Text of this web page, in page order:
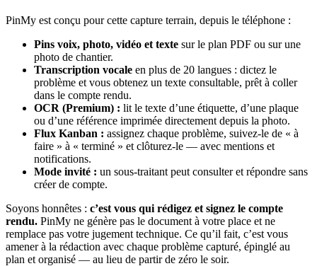
PinMy est conçu pour cette capture terrain, depuis le téléphone :
Pins voix, photo, vidéo et texte sur le plan PDF ou sur une
photo de chantier.
Transcription vocale en plus de 20 langues : dictez le
problème et vous obtenez un texte consultable, prêt à coller
dans le compte rendu.
OCR (Premium) : lit le texte d’une étiquette, d’une plaque
ou d’une référence imprimée directement depuis la photo.
Flux Kanban : assignez chaque problème, suivez-le de « à
faire » à « terminé » et clôturez-le — avec mentions et
notifications.
Mode invité : un sous-traitant peut consulter et répondre sans
créer de compte.
Soyons honnêtes : c’est vous qui rédigez et signez le compte
rendu. PinMy ne génère pas le document à votre place et ne
remplace pas votre jugement technique. Ce qu’il fait, c’est vous
amener à la rédaction avec chaque problème capturé, épinglé au
plan et organisé — au lieu de partir de zéro le soir.